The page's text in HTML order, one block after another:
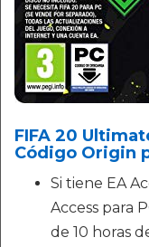
FIFA 20
Código Origin
Si tiene EA
Access para
de 10 horas